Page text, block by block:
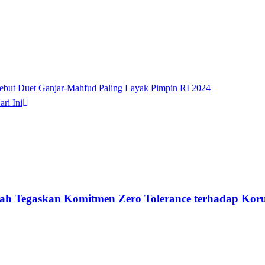
Duet Ganjar-Mahfud Paling Layak Pimpin RI 2024
Ini
Tegaskan Komitmen Zero Tolerance terhadap